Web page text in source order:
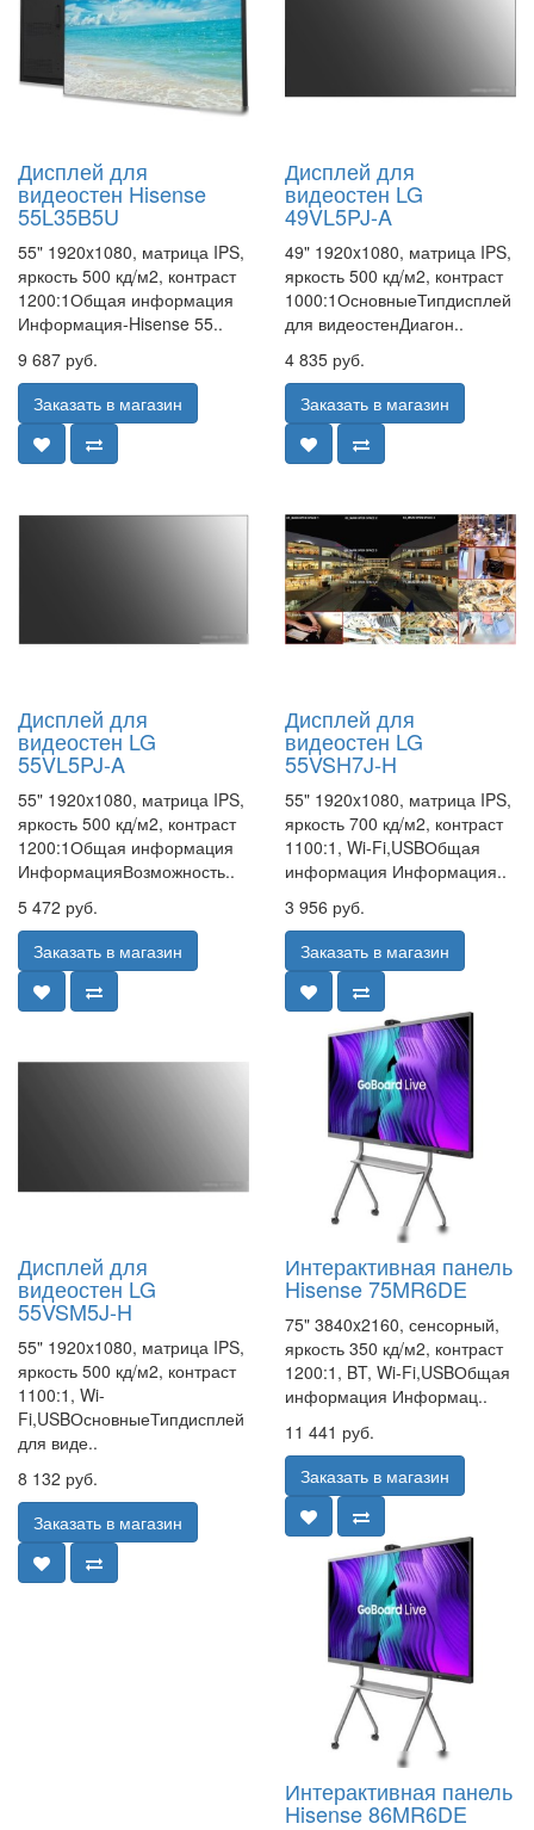
Дисплей для
видеостен Hisense
55L35B5U
55" 1920x1080, матрица IPS,
яркость 500 кд/м2, контраст
1200:1Общая информация
Информация-Hisense 55..
9 687 руб.
Заказать в магазин
Дисплей для
видеостен LG
49VL5PJ-A
49" 1920x1080, матрица IPS,
яркость 500 кд/м2, контраст
1000:1ОсновныеТипдисплей
для видеостенДиагон..
4 835 руб.
Заказать в магазин
Дисплей для
видеостен LG
55VL5PJ-A
55" 1920x1080, матрица IPS,
яркость 500 кд/м2, контраст
1200:1Общая информация
ИнформацияВозможность..
5 472 руб.
Заказать в магазин
Дисплей для
видеостен LG
55VSH7J-H
55" 1920x1080, матрица IPS,
яркость 700 кд/м2, контраст
1100:1, Wi-Fi,USBОбщая
информация Информация..
3 956 руб.
Заказать в магазин
Дисплей для
видеостен LG
55VSM5J-H
55" 1920x1080, матрица IPS,
яркость 500 кд/м2, контраст
1100:1, Wi-
Fi,USBОсновныеТипдисплей
для виде..
8 132 руб.
Заказать в магазин
Интерактивная панель
Hisense 75MR6DE
75" 3840x2160, сенсорный,
яркость 350 кд/м2, контраст
1200:1, BT, Wi-Fi,USBОбщая
информация Информац..
11 441 руб.
Заказать в магазин
Интерактивная панель
Hisense 86MR6DE